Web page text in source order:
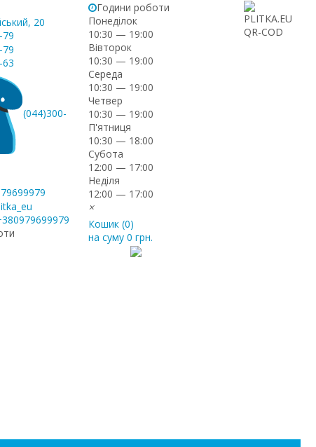
20
(044)300-
Години роботи
Понеділок
10:30 — 19:00
Вівторок
10:30 — 19:00
Середа
10:30 — 19:00
Четвер
10:30 — 19:00
П'ятниця
10:30 — 18:00
Субота
12:00 — 17:00
Неділя
12:00 — 17:00
×
Кошик (0)
на суму0 грн.